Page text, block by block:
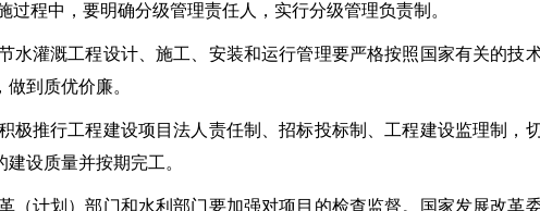
过程中，要明确分级管理责任人，实行分级管理负责制。
水灌溉工程设计、施工、安装和运行管理要严格按照国家有关的技
到质优价廉。
极推行工程建设项目法人责任制、招标投标制、工程建设监理制，
设质量并按期完工。
（计划）部门和水利部门要加强对项目的检查监督。国家发展改革